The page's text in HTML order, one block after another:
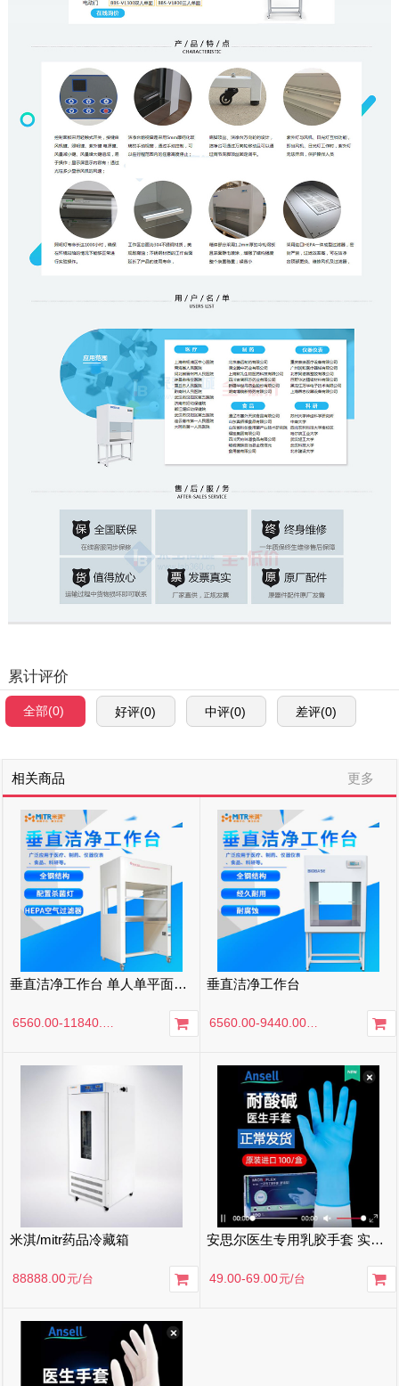
累计评价
全部(0) 好评(0) 中评(0) 差评(0)
相关商品 更多
垂直洁净工作台 单人单平面水平净化工作台 双人单平面 垂直洁净工作台
6560.00-9440.00
米淇/mitr药品冷藏箱
88888.00元/台
安思尔医生专用乳胶手套 实验室丁晴橡胶 手术医生手套 防病菌 一次性医用手套
49.00-69.00元/台